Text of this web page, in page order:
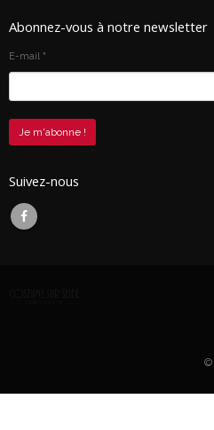
Abonnez-vous à notre newsletter
E-mail *
Suivez-nous
©